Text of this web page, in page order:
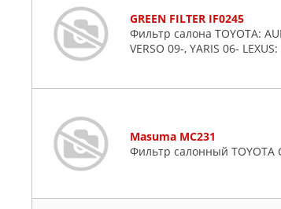
GREEN FILTER IF0245
Фильтр салона TOYOTA:
VERSO 09-, YARIS 06-
Masuma MC231
Фильтр салонный TOYOTA